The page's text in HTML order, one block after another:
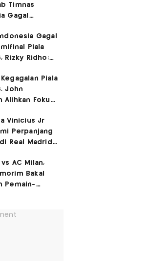
Timnas
Gagal
2026
Gagal
Piala
Rizky Ridho:
Kegagalan Piala
John
Alihkan Fokus
Cup
Vinicius Jr
Perpanjang
Real Madrid
AC Milan,
Bakal
Pemain-